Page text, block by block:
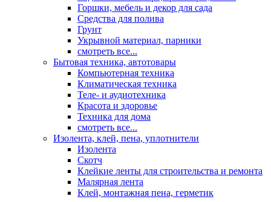
Горшки, мебель и декор для сада
Средства для полива
Грунт
Укрывной материал, парники
смотреть все...
Бытовая техника, автотовары
Компьютерная техника
Климатическая техника
Теле- и аудиотехника
Красота и здоровье
Техника для дома
смотреть все...
Изолента, клей, пена, уплотнители
Изолента
Скотч
Клейкие ленты для строительства и ремонта
Малярная лента
Клей, монтажная пена, герметик